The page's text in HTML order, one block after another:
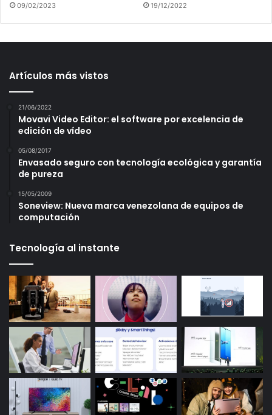
09/02/2023 19/12/2022
Artículos más vistos
21/06/2022
Movavi Video Editor: el software por excelencia de
edición de vídeo
05/08/2017
Envasado seguro con tecnología ecológica y garantía
de pureza
15/05/2009
Soneview: Nueva marca venezolana de equipos de
computación
Tecnología al instante